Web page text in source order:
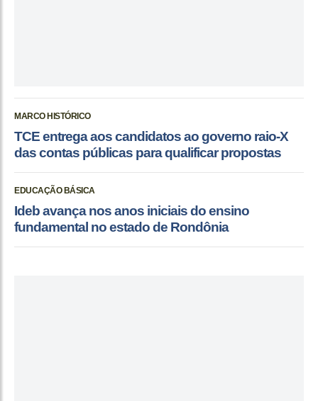
MARCO HISTÓRICO
TCE entrega aos candidatos ao governo raio-X
das contas públicas para qualificar propostas
EDUCAÇÃO BÁSICA
Ideb avança nos anos iniciais do ensino
fundamental no estado de Rondônia